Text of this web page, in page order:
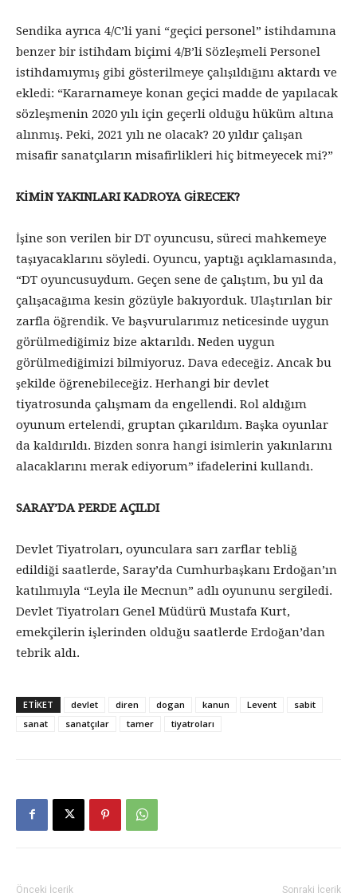
Sendika ayrıca 4/C’li yani “geçici personel” istihdamına
benzer bir istihdam biçimi 4/B’li Sözleşmeli Personel
istihdamıymış gibi gösterilmeye çalışıldığını aktardı ve
ekledi: “Kararnameye konan geçici madde de yapılacak
sözleşmenin 2020 yılı için geçerli olduğu hüküm altına
alınmış. Peki, 2021 yılı ne olacak? 20 yıldır çalışan
misafir sanatçıların misafirlikleri hiç bitmeyecek mi?”
KİMİN YAKINLARI KADROYA GİRECEK?
İşine son verilen bir DT oyuncusu, süreci mahkemeye
taşıyacaklarını söyledi. Oyuncu, yaptığı açıklamasında,
“DT oyuncusuydum. Geçen sene de çalıştım, bu yıl da
çalışacağıma kesin gözüyle bakıyorduk. Ulaştırılan bir
zarfla öğrendik. Ve başvurularımız neticesinde uygun
görülmediğimiz bize aktarıldı. Neden uygun
görülmediğimizi bilmiyoruz. Dava edeceğiz. Ancak bu
şekilde öğrenebileceğiz. Herhangi bir devlet
tiyatrosunda çalışmam da engellendi. Rol aldığım
oyunum ertelendi, gruptan çıkarıldım. Başka oyunlar
da kaldırıldı. Bizden sonra hangi isimlerin yakınlarını
alacaklarını merak ediyorum” ifadelerini kullandı.
SARAY’DA PERDE AÇILDI
Devlet Tiyatroları, oyunculara sarı zarflar tebliğ
edildiği saatlerde, Saray’da Cumhurbaşkanı Erdoğan’ın
katılımıyla “Leyla ile Mecnun” adlı oyununu sergiledi.
Devlet Tiyatroları Genel Müdürü Mustafa Kurt,
emekçilerin işlerinden olduğu saatlerde Erdoğan’dan
tebrik aldı.
ETİKET devlet diren dogan kanun Levent
sabit
sanat
sanatçılar tamer tiyatroları
Önceki İçerik Sonraki İçerik